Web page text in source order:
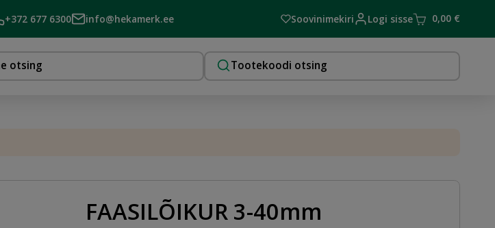
+372 677 6300 info@hekamerk.ee Soovinimekiri Logi sisse 0,00 €
FAASILÕIKUR 3-40mm